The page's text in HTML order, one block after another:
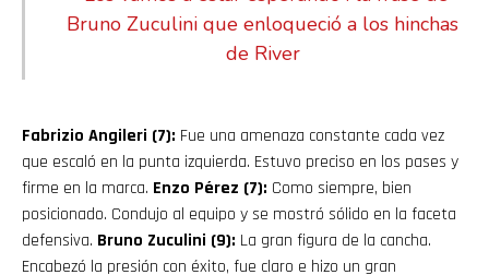
Bruno Zuculini que enloqueció a los hinchas
de River
Fabrizio Angileri (7): Fue una amenaza constante cada vez
que escaló en la punta izquierda. Estuvo preciso en los pases y
firme en la marca. Enzo Pérez (7): Como siempre, bien
posicionado. Condujo al equipo y se mostró sólido en la faceta
defensiva. Bruno Zuculini (9): La gran figura de la cancha.
Encabezó la presión con éxito, fue claro e hizo un gran